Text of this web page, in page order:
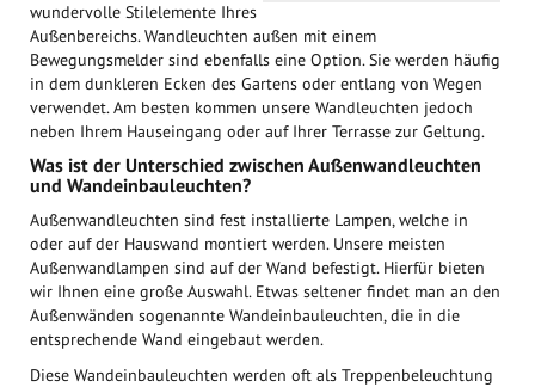
wundervolle Stilelemente Ihres
Außenbereichs. Wandleuchten außen mit einem
Bewegungsmelder sind ebenfalls eine Option. Sie werden häufig
in dem dunkleren Ecken des Gartens oder entlang von Wegen
verwendet. Am besten kommen unsere Wandleuchten jedoch
neben Ihrem Hauseingang oder auf Ihrer Terrasse zur Geltung.
Was ist der Unterschied zwischen Außenwandleuchten
und Wandeinbauleuchten?
Außenwandleuchten sind fest installierte Lampen, welche in
oder auf der Hauswand montiert werden. Unsere meisten
Außenwandlampen sind auf der Wand befestigt. Hierfür bieten
wir Ihnen eine große Auswahl. Etwas seltener findet man an den
Außenwänden sogenannte Wandeinbauleuchten, die in die
entsprechende Wand eingebaut werden.
Diese Wandeinbauleuchten werden oft als Treppenbeleuchtung